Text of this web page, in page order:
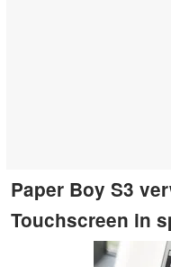
Paper Boy S3
Touchscreen in